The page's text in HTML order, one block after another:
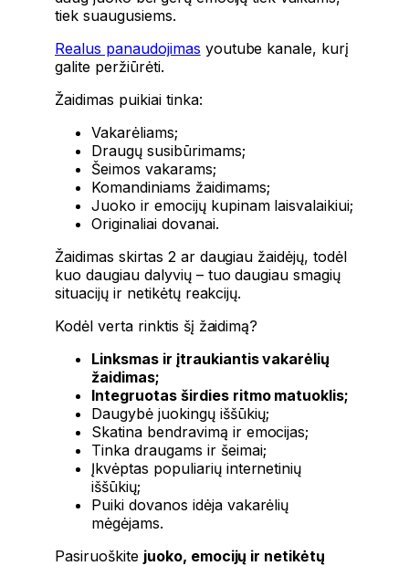
tiek suaugusiems.
Realus panaudojimas youtube kanale, kurį
galite peržiūrėti.
Žaidimas puikiai tinka:
Vakarėliams;
Draugų susibūrimams;
Šeimos vakarams;
Komandiniams žaidimams;
Juoko ir emocijų kupinam laisvalaikiui;
Originaliai dovanai.
Žaidimas skirtas 2 ar daugiau žaidėjų, todėl
kuo daugiau dalyvių – tuo daugiau smagių
situacijų ir netikėtų reakcijų.
Kodėl verta rinktis šį žaidimą?
Linksmas ir įtraukiantis vakarėlių
žaidimas;
Integruotas širdies ritmo matuoklis;
Daugybė juokingų iššūkių;
Skatina bendravimą ir emocijas;
Tinka draugams ir šeimai;
Įkvėptas populiarių internetinių
iššūkių;
Puiki dovanos idėja vakarėlių
mėgėjams.
Pasiruoškite juoko, emocijų ir netikėtų